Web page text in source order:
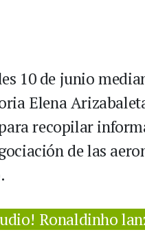
10 de junio
Elena
recopilar
de las
Ronaldinho